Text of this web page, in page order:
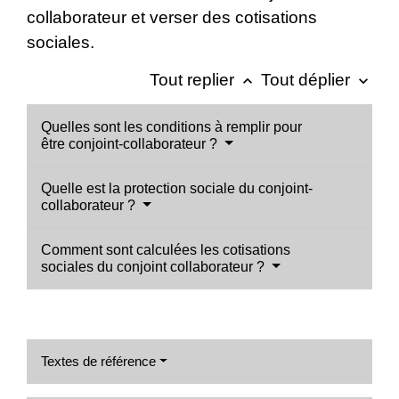
collaborateur et verser des cotisations
sociales.
Tout replier keyboard_arrow_up Tout déplier keyboard_arrow_down
Quelles sont les conditions à remplir pour
être conjoint-collaborateur ?
Quelle est la protection sociale du conjoint-
collaborateur ?
Comment sont calculées les cotisations
sociales du conjoint collaborateur ?
Textes de référence